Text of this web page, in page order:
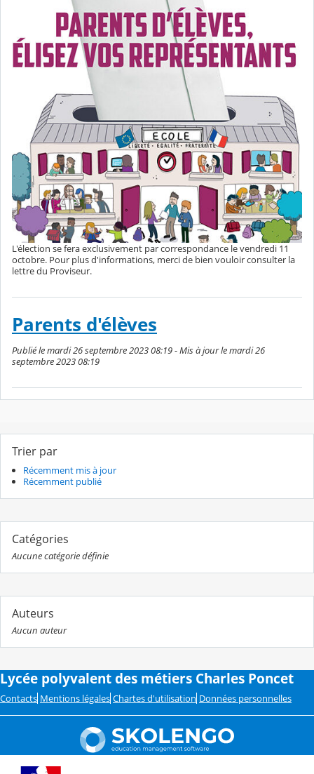
L'élection se fera exclusivement par correspondance le vendredi 11
octobre. Pour plus d'informations, merci de bien vouloir consulter la
lettre du Proviseur.
Parents d'élèves
Publié le mardi 26 septembre 2023 08:19 - Mis à jour le mardi 26
septembre 2023 08:19
Trier par
Récemment mis à jour
Récemment publié
Catégories
Aucune catégorie définie
Auteurs
Aucun auteur
Lycée polyvalent des métiers Charles Poncet
Contacts Mentions légales Chartes d'utilisation Données personnelles